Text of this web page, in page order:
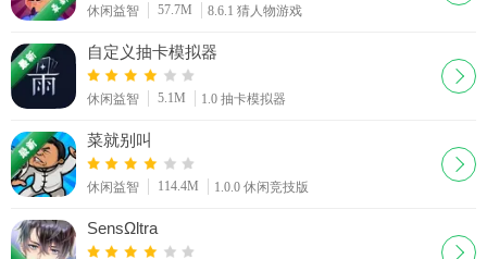
休闲益智 57.7M 8.6.1 猜人物游戏
自定义抽卡模拟器
休闲益智 5.1M 1.0 抽卡模拟器
菜就别叫
休闲益智 114.4M 1.0.0 休闲竞技版
SensΩltra